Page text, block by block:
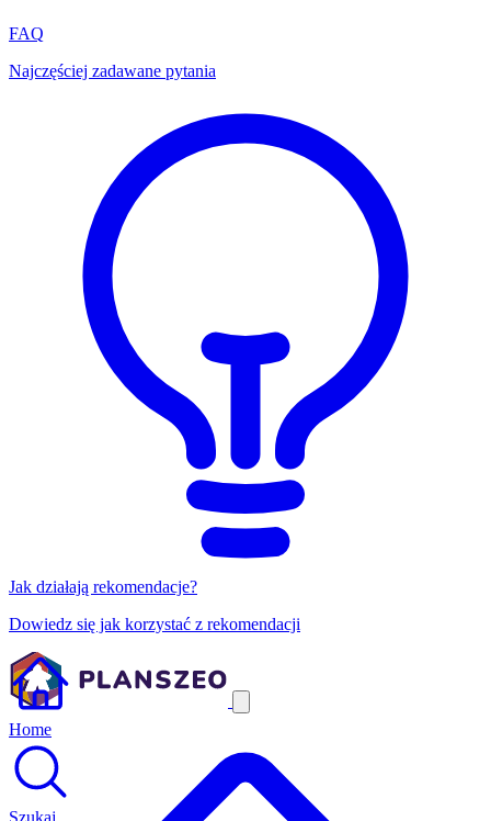
FAQ
Najczęściej zadawane pytania
Jak działają rekomendacje?
Dowiedz się jak korzystać z rekomendacji
Home
Szukaj